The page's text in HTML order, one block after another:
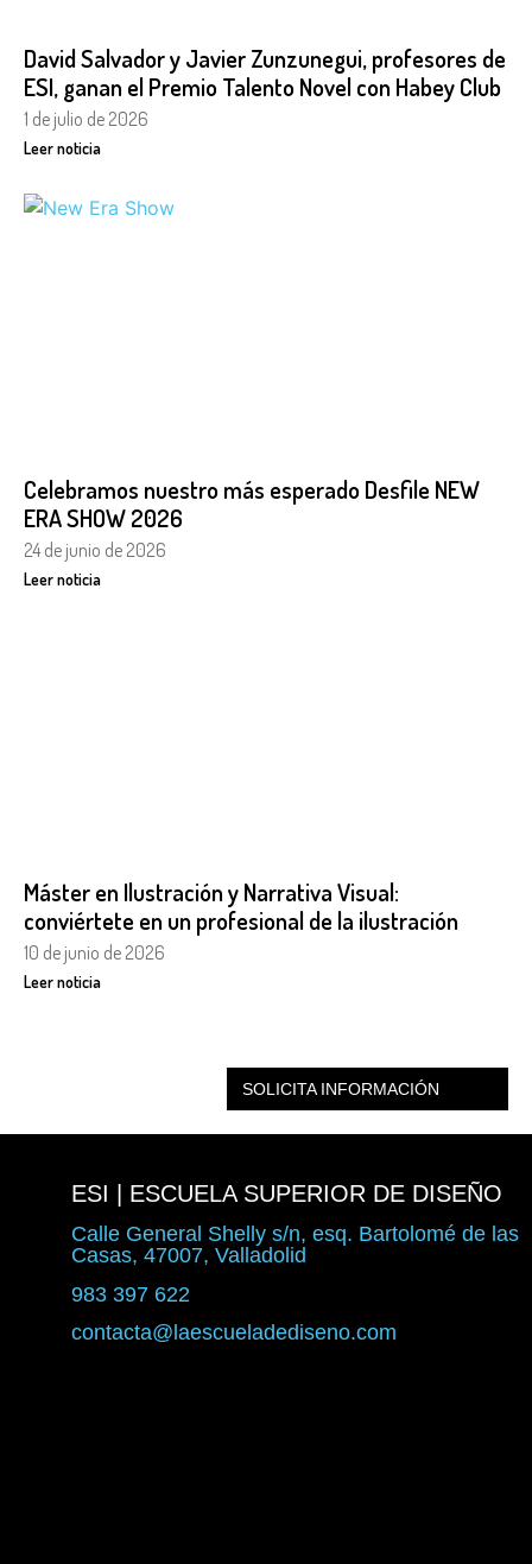
David Salvador y Javier Zunzunegui, profesores de
ESI, ganan el Premio Talento Novel con Habey Club
1 de julio de 2026
Leer noticia
Celebramos nuestro más esperado Desfile NEW
ERA SHOW 2026
24 de junio de 2026
Leer noticia
Máster en Ilustración y Narrativa Visual:
conviértete en un profesional de la ilustración
10 de junio de 2026
Leer noticia
SOLICITA INFORMACIÓN
ESI | ESCUELA SUPERIOR DE DISEÑO
Calle General Shelly s/n, esq. Bartolomé de las
Casas, 47007, Valladolid
983 397 622
contacta@laescueladediseno.com